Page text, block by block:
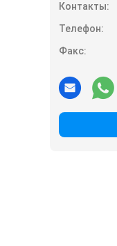
Контакты:
Телефон:
Факс: